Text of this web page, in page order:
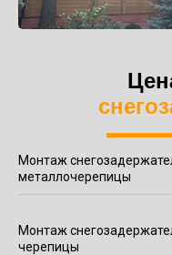
Монтаж
металлочерепицы
Монтаж
черепицы